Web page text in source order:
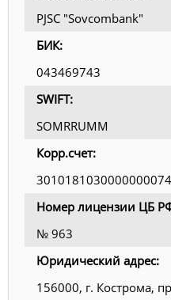
PJSC "Sovcombank"
БИК:
043469743
SWIFT:
SOMRRUMM
Корр.счет:
Номер лицензии ЦБ
№ 963
Юридический адрес:
156000, г. Кострома,